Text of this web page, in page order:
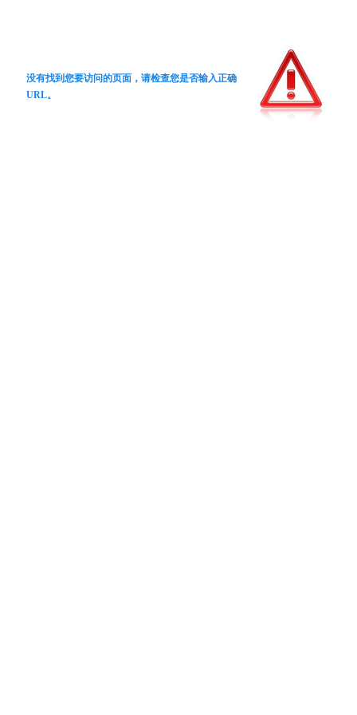
没有找到您要访问的页面，请检查您是否输入正确
URL。